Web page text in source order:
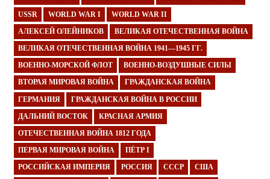
USSR WORLD WAR I WORLD WAR II
АЛЕКСЕЙ ОЛЕЙНИКОВ ВЕЛИКАЯ ОТЕЧЕСТВЕННАЯ ВОЙНА
ВЕЛИКАЯ ОТЕЧЕСТВЕННАЯ ВОЙНА 1941—1945 ГГ.
ВОЕННО-МОРСКОЙ ФЛОТ ВОЕННО-ВОЗДУШНЫЕ СИЛЫ
ВТОРАЯ МИРОВАЯ ВОЙНА ГРАЖДАНСКАЯ ВОЙНА
ГЕРМАНИЯ ГРАЖДАНСКАЯ ВОЙНА В РОССИИ
ДАЛЬНИЙ ВОСТОК КРАСНАЯ АРМИЯ
ОТЕЧЕСТВЕННАЯ ВОЙНА 1812 ГОДА
ПЕРВАЯ МИРОВАЯ ВОЙНА ПЁТР I
РОССИЙСКАЯ ИМПЕРИЯ РОССИЯ СССР США